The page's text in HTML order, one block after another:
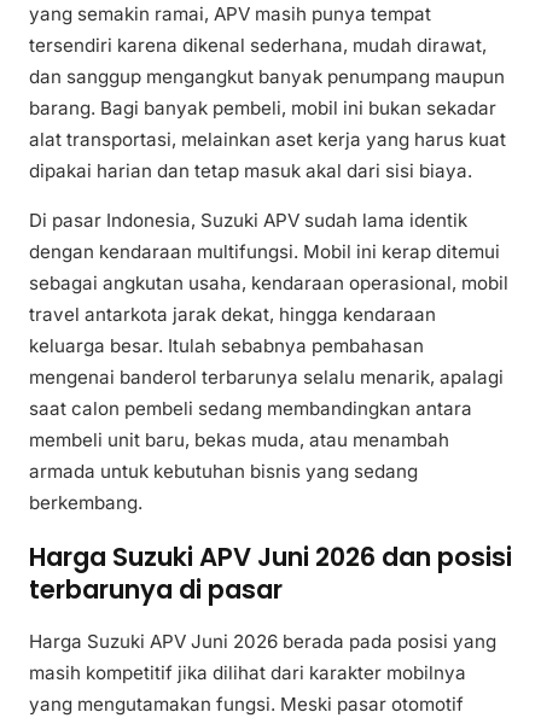
yang semakin ramai, APV masih punya tempat
tersendiri karena dikenal sederhana, mudah dirawat,
dan sanggup mengangkut banyak penumpang maupun
barang. Bagi banyak pembeli, mobil ini bukan sekadar
alat transportasi, melainkan aset kerja yang harus kuat
dipakai harian dan tetap masuk akal dari sisi biaya.
Di pasar Indonesia, Suzuki APV sudah lama identik
dengan kendaraan multifungsi. Mobil ini kerap ditemui
sebagai angkutan usaha, kendaraan operasional, mobil
travel antarkota jarak dekat, hingga kendaraan
keluarga besar. Itulah sebabnya pembahasan
mengenai banderol terbarunya selalu menarik, apalagi
saat calon pembeli sedang membandingkan antara
membeli unit baru, bekas muda, atau menambah
armada untuk kebutuhan bisnis yang sedang
berkembang.
Harga Suzuki APV Juni 2026 dan posisi
terbarunya di pasar
Harga Suzuki APV Juni 2026 berada pada posisi yang
masih kompetitif jika dilihat dari karakter mobilnya
yang mengutamakan fungsi. Meski pasar otomotif